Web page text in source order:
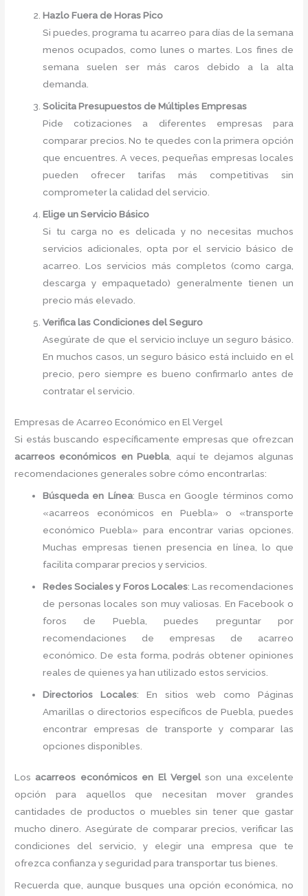
Hazlo Fuera de Horas Pico
Si puedes, programa tu acarreo para días de la semana
menos ocupados, como lunes o martes. Los fines de
semana suelen ser más caros debido a la alta
demanda.
Solicita Presupuestos de Múltiples Empresas
Pide cotizaciones a diferentes empresas para
comparar precios. No te quedes con la primera opción
que encuentres. A veces, pequeñas empresas locales
pueden ofrecer tarifas más competitivas sin
comprometer la calidad del servicio.
Elige un Servicio Básico
Si tu carga no es delicada y no necesitas muchos
servicios adicionales, opta por el servicio básico de
acarreo. Los servicios más completos (como carga,
descarga y empaquetado) generalmente tienen un
precio más elevado.
Verifica las Condiciones del Seguro
Asegúrate de que el servicio incluye un seguro básico.
En muchos casos, un seguro básico está incluido en el
precio, pero siempre es bueno confirmarlo antes de
contratar el servicio.
Empresas de Acarreo Económico en El Vergel
Si estás buscando específicamente empresas que ofrezcan
acarreos económicos en Puebla , aquí te dejamos algunas
recomendaciones generales sobre cómo encontrarlas:
Búsqueda en Línea: Busca en Google términos como
«acarreos económicos en Puebla» o «transporte
económico Puebla» para encontrar varias opciones.
Muchas empresas tienen presencia en línea, lo que
facilita comparar precios y servicios.
Redes Sociales y Foros Locales: Las recomendaciones
de personas locales son muy valiosas. En Facebook o
foros de Puebla, puedes preguntar por
recomendaciones de empresas de acarreo
económico. De esta forma, podrás obtener opiniones
reales de quienes ya han utilizado estos servicios.
Directorios Locales: En sitios web como Páginas
Amarillas o directorios específicos de Puebla, puedes
encontrar empresas de transporte y comparar las
opciones disponibles.
Los acarreos económicos en El Vergelson una excelente
opción para aquellos que necesitan mover grandes
cantidades de productos o muebles sin tener que gastar
mucho dinero. Asegúrate de comparar precios, verificar las
condiciones del servicio, y elegir una empresa que te
ofrezca confianza y seguridad para transportar tus bienes.
Recuerda que, aunque busques una opción económica, no